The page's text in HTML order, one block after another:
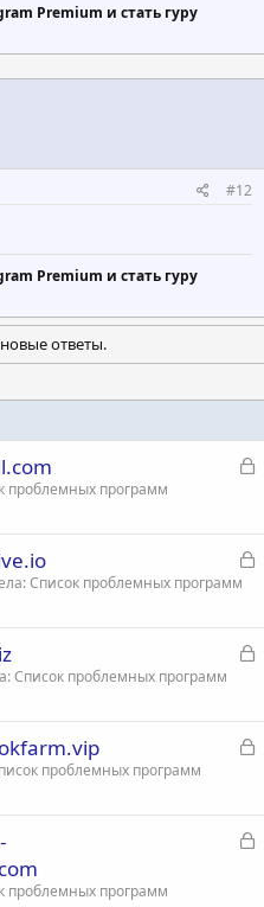
Premium и стать гуру
#12
Premium и стать гуру
ответы.
З
проблемных программ
З
Список проблемных программ
З
Список проблемных программ
З
проблемных программ
З
проблемных программ